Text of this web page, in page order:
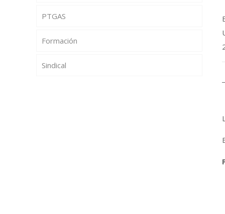
PTGAS
Formación
Sindical